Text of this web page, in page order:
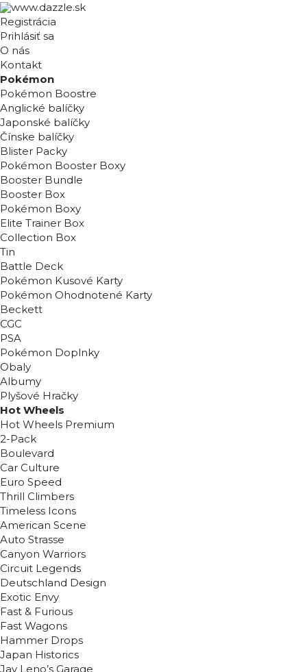
Registrácia
Prihlásiť sa
O nás
Kontakt
Pokémon
Pokémon Boostre
Anglické balíčky
Japonské balíčky
Čínske balíčky
Blister Packy
Pokémon Booster Boxy
Booster Bundle
Booster Box
Pokémon Boxy
Elite Trainer Box
Collection Box
Tin
Battle Deck
Pokémon Kusové Karty
Pokémon Ohodnotené Karty
Beckett
CGC
PSA
Pokémon Doplnky
Obaly
Albumy
Plyšové Hračky
Hot Wheels
Hot Wheels Premium
2-Pack
Boulevard
Car Culture
Euro Speed
Thrill Climbers
Timeless Icons
American Scene
Auto Strasse
Canyon Warriors
Circuit Legends
Deutschland Design
Exotic Envy
Fast & Furious
Fast Wagons
Hammer Drops
Japan Historics
Jay Leno’s Garage